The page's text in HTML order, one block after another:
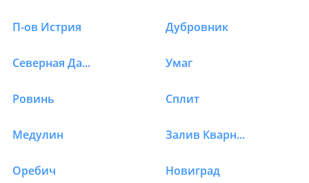
П-ов Истрия Дубровник
Северная Далмация Умаг
Ровинь Сплит
Медулин Залив Кварнер
Оребич Новиград